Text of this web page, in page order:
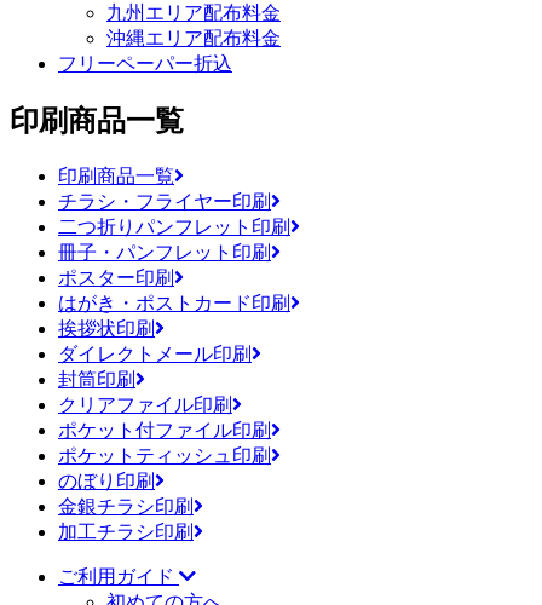
九州エリア配布料金
沖縄エリア配布料金
フリーペーパー折込
印刷商品一覧
印刷商品一覧
チラシ・フライヤー印刷
二つ折りパンフレット印刷
冊子・パンフレット印刷
ポスター印刷
はがき・ポストカード印刷
挨拶状印刷
ダイレクトメール印刷
封筒印刷
クリアファイル印刷
ポケット付ファイル印刷
ポケットティッシュ印刷
のぼり印刷
金銀チラシ印刷
加工チラシ印刷
ご利用ガイド